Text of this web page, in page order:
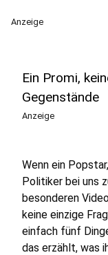
Anzeige
Ein Promi,
Gegenstände
Anzeige
Wenn ein
Politiker bei uns
besonderen
keine einzige
einfach fünf
das erzählt, was